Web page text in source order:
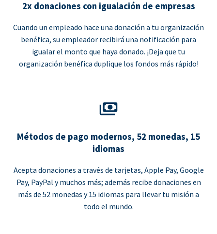
2x donaciones con igualación de empresas
Cuando un empleado hace una donación a tu organización
benéfica, su empleador recibirá una notificación para
igualar el monto que haya donado. ¡Deja que tu
organización benéfica duplique los fondos más rápido!
Métodos de pago modernos, 52 monedas, 15
idiomas
Acepta donaciones a través de tarjetas, Apple Pay, Google
Pay, PayPal y muchos más; además recibe donaciones en
más de 52 monedas y 15 idiomas para llevar tu misión a
todo el mundo.